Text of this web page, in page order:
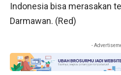
Indonesia bisa merasakan
Darmawan. (Red)
-